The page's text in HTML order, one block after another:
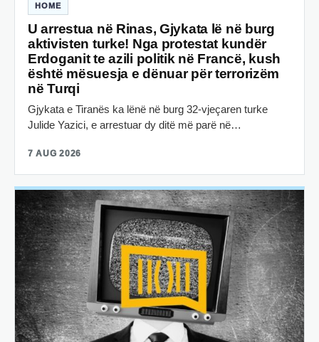
HOME
U arrestua në Rinas, Gjykata lë në burg
aktivisten turke! Nga protestat kundër
Erdoganit te azili politik në Francë, kush
është mësuesja e dënuar për terrorizëm
në Turqi
Gjykata e Tiranës ka lënë në burg 32-vjeçaren turke
Julide Yazici, e arrestuar dy ditë më parë në…
7 AUG 2026